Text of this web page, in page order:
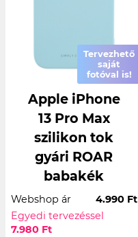
Tervezhető
saját
fotóval is!
Apple iPhone
13 Pro Max
szilikon tok
gyári ROAR
babakék
Webshop ár
4.990 Ft
Egyedi tervezéssel
7.980 Ft